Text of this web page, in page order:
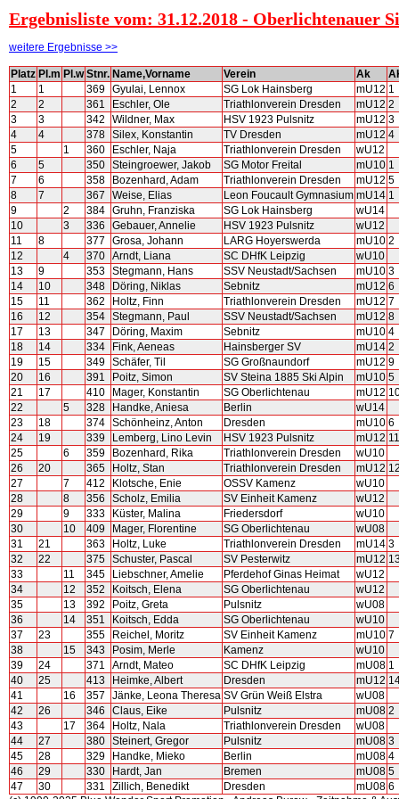
Ergebnisliste vom: 31.12.2018 - Oberlichtenauer
weitere Ergebnisse >>
Platz Pl.m Pl.w Stnr. Name,Vorname Verein Ak
1
1 369 Gyulai, Lennox SG Lok Hainsberg mU12 1
2
2 361 Eschler, Ole Triathlonverein Dresden mU12 2
3
3 342 Wildner, Max HSV 1923 Pulsnitz mU12 3
4
4 378 Silex, Konstantin TV Dresden mU12 4
5
1 360 Eschler, Naja Triathlonverein Dresden
wU12
6
5 350 Steingroewer, Jakob SG Motor Freital mU10 1
7
6 358 Bozenhard, Adam Triathlonverein Dresden mU12 5
8
7 367 Weise, Elias Leon Foucault Gymnasium mU14 1
9
2 384 Gruhn, Franziska SG Lok Hainsberg
wU14
10
3 336 Gebauer, Annelie HSV 1923 Pulsnitz
wU12
11
8 377 Grosa, Johann LARG Hoyerswerda mU10 2
12
4 370 Arndt, Liana SC DHfK Leipzig
wU10
13
9 353 Stegmann, Hans SSV Neustadt/Sachsen mU10 3
14
10 348 Döring, Niklas Sebnitz mU12 6
15
11 362 Holtz, Finn Triathlonverein Dresden mU12 7
16
12 354 Stegmann, Paul SSV Neustadt/Sachsen mU12 8
17
13 347 Döring, Maxim Sebnitz mU10 4
18
14 334 Fink, Aeneas Hainsberger SV mU14 2
19
15 349 Schäfer, Til SG Großnaundorf mU12 9
20
16 391 Poitz, Simon SV Steina 1885 Ski Alpin mU10 5
21
17 410 Mager, Konstantin SG Oberlichtenau mU12
22
5 328 Handke, Aniesa Berlin
wU14
23
18 374 Schönheinz, Anton Dresden mU10 6
24
19 339 Lemberg, Lino Levin HSV 1923 Pulsnitz mU12 11
25
6 359 Bozenhard, Rika Triathlonverein Dresden
wU10
26
20 365 Holtz, Stan Triathlonverein Dresden mU12
27
7 412 Klotsche, Enie OSSV Kamenz
wU10
28
8 356 Scholz, Emilia SV Einheit Kamenz
wU12
29
9 333 Küster, Malina Friedersdorf
wU10
30
10 409 Mager, Florentine SG Oberlichtenau
wU08
31
21 363 Holtz, Luke Triathlonverein Dresden mU14 3
32
22 375 Schuster, Pascal SV Pesterwitz mU12
33
11 345 Liebschner, Amelie Pferdehof Ginas Heimat
wU12
34
12 352 Koitsch, Elena SG Oberlichtenau
wU12
35
13 392 Poitz, Greta Pulsnitz
wU08
36
14 351 Koitsch, Edda SG Oberlichtenau
wU10
37
23 355 Reichel, Moritz SV Einheit Kamenz mU10 7
38
15 343 Posim, Merle Kamenz
wU10
39
24 371 Arndt, Mateo SC DHfK Leipzig mU08 1
40
25 413 Heimke, Albert Dresden mU12
41
16 357 Jänke, Leona Theresa SV Grün Weiß Elstra
wU08
42
26 346 Claus, Eike Pulsnitz mU08 2
43
17 364 Holtz, Nala Triathlonverein Dresden
wU08
44
27 380 Steinert, Gregor Pulsnitz mU08 3
45
28 329 Handke, Mieko Berlin mU08 4
46
29 330 Hardt, Jan Bremen mU08 5
47
30 331 Zillich, Benedikt Dresden mU08 6